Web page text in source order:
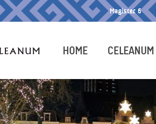
Magister 6
HOME CELEANUM